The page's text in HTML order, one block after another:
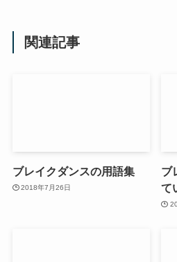
関連記事
ブレイクダンスの用語集
2018年7月26日
ブ
て